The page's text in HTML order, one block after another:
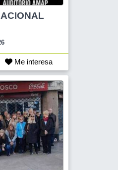
Me interesa